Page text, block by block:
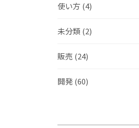
使い方 (4)
未分類 (2)
販売 (24)
開発(60)